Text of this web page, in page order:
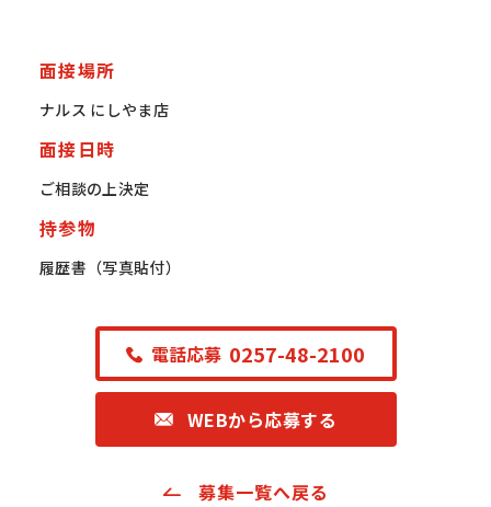
面接場所
ナルス にしやま店
面接日時
ご相談の上決定
持参物
履歴書（写真貼付）
電話応募 0257-48-2100
WEBから応募する
募集一覧へ戻る